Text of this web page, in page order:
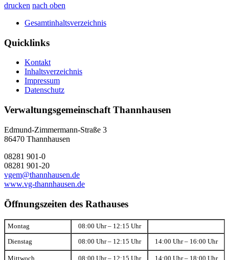
drucken nach oben
Gesamtinhaltsverzeichnis
Quicklinks
Kontakt
Inhaltsverzeichnis
Impressum
Datenschutz
Verwaltungsgemeinschaft Thannhausen
Edmund-Zimmermann-Straße 3
86470 Thannhausen
08281 901-0
08281 901-20
vgem@thannhausen.de
www.vg-thannhausen.de
Öffnungszeiten des Rathauses
Montag 08:00 Uhr – 12:15 Uhr
Dienstag 08:00 Uhr – 12:15 Uhr 14:00 Uhr – 16:00 Uhr